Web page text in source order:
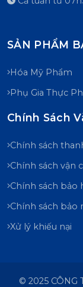
SẢN PHẨM
Hóa Mỹ Phẩm
Phụ Gia Thực
Chính Sách
Chính sách
Chính sách vận
Chính sách bảo
Chính sách
Xử lý khiếu nại
© 2025 CÔNG